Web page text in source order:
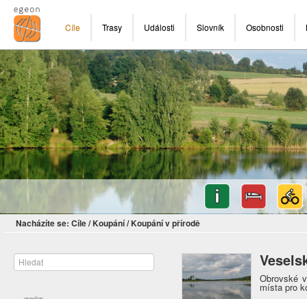
Cíle Trasy Události Slovník Osobnosti
Nacházíte se: Cíle/ Koupání/ Koupání v přírodě
Obrovské
místa pro